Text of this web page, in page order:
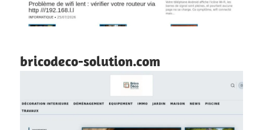
bricodeco-solution.com